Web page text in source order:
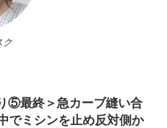
ク
⑤最終＞急カーブ縫い合
でミシンを止め反対側か